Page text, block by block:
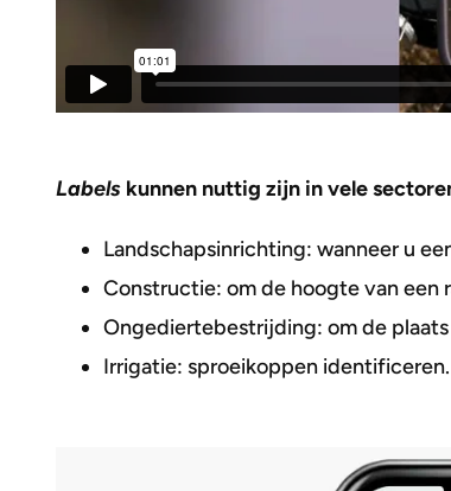
Labels kunnen nuttig zijn in vele
Landschapsinrichting: wanneer u
Constructie: om de hoogte van een
Ongediertebestrijding: om de
Irrigatie: sproeikoppen identificeren.